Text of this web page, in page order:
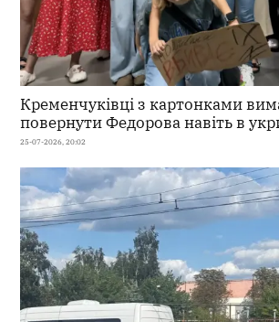
Кременчуківці з картонками
повернути Федорова навіть в
25-07-2026, 20:02